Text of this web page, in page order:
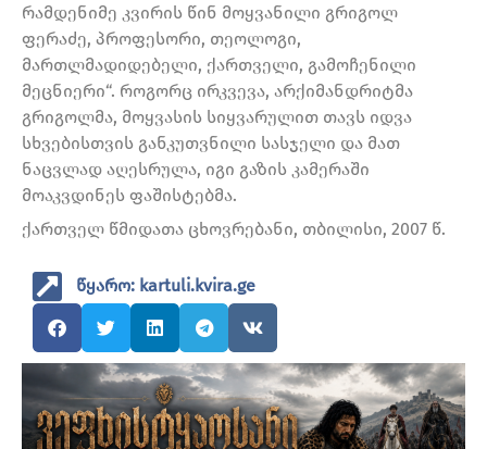
რამდენიმე კვირის წინ მოყვანილი გრიგოლ
ფერაძე, პროფესორი, თეოლოგი,
მართლმადიდებელი, ქართველი, გამოჩენილი
მეცნიერი“. როგორც ირკვევა, არქიმანდრიტმა
გრიგოლმა, მოყვასის სიყვარულით თავს იდვა
სხვებისთვის განკუთვნილი სასჯელი და მათ
ნაცვლად აღესრულა, იგი გაზის კამერაში
მოაკვდინეს ფაშისტებმა.
ქართველ წმიდათა ცხოვრებანი, თბილისი, 2007 წ.
წყარო: kartuli.kvira.ge